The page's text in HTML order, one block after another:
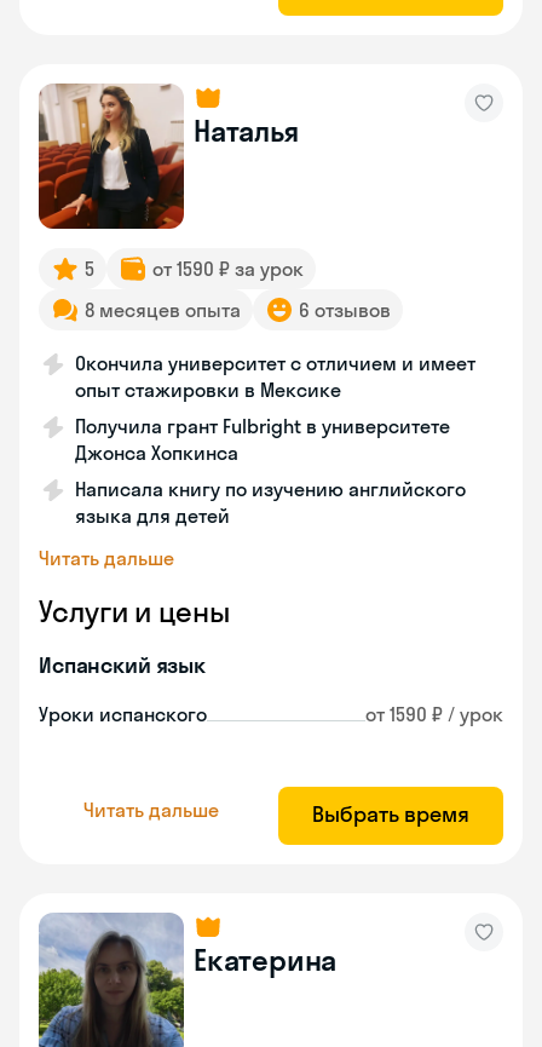
Наталья
5
от 1590 ₽ за урок
8 месяцев опыта
6 отзывов
Окончила университет с отличием и имеет
опыт стажировки в Мексике
Получила грант Fulbright в университете
Джонса Хопкинса
Написала книгу по изучению английского
языка для детей
Читать дальше
Услуги и цены
Испанский язык
Уроки испанского от 1590 ₽ / урок
Читать дальше Выбрать время
Екатерина